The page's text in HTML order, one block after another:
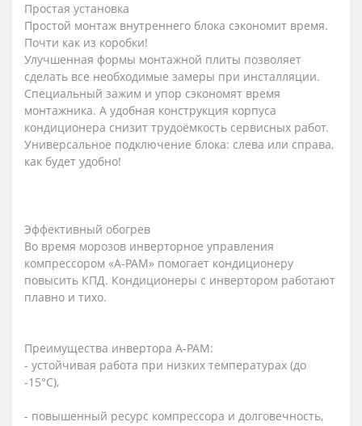
Простая установка
Простой монтаж внутреннего блока сэкономит время.
Почти как из коробки!
Улучшенная формы монтажной плиты позволяет
сделать все необходимые замеры при инсталляции.
Специальный зажим и упор сэкономят время
монтажника. А удобная конструкция корпуса
кондиционера снизит трудоёмкость сервисных работ.
Универсальное подключение блока: слева или справа,
как будет удобно!
Эффективный обогрев
Во время морозов инверторное управления
компрессором «A-PAM» помогает кондиционеру
повысить КПД. Кондиционеры с инвертором работают
плавно и тихо.
Преимущества инвертора A-PAM:
- устойчивая работа при низких температурах (до
-15°С),
- повышенный ресурс компрессора и долговечность,